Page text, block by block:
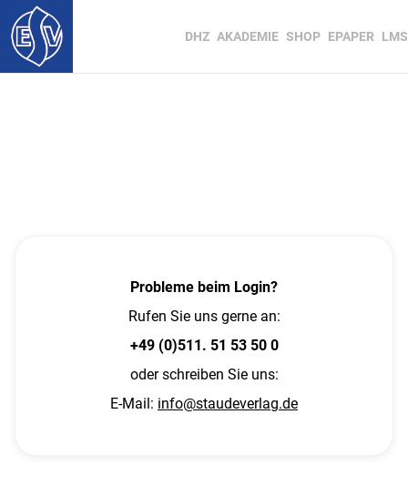
DHZ AKADEMIE SHOP EPAPER LMS
Probleme beim Login?
Rufen Sie uns gerne an:
+49 (0)511. 51 53 50 0
oder schreiben Sie uns:
E-Mail: info@staudeverlag.de